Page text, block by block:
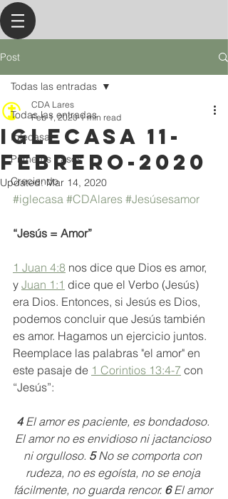
Post
Todas las entradas
Iglecasa
Primeros Pasos
Creciendo
Todas las entradas
IGLECASA 11-
febrero-2020
CDA Lares
Feb 1, 2020 1 min read
Updated:Mar 14, 2020
#iglecasa #CDAlares #Jesúsesamor
“Jesús = Amor”
1 Juan 4:8 nos dice que Dios es amor,
y Juan 1:1 dice que el Verbo (Jesús)
era Dios. Entonces, si Jesús es Dios,
podemos concluir que Jesús también
es amor. Hagamos un ejercicio juntos.
Reemplace las palabras "el amor" en
este pasaje de 1 Corintios 13:4-7 con
“Jesús”:
4 El amor es paciente, es bondadoso.
El amor no es envidioso ni jactancioso
ni orgulloso. 5 No se comporta con
rudeza, no es egoísta, no se enoja
fácilmente, no guarda rencor. 6 El amor